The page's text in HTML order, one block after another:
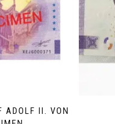
ADOLF II. VON